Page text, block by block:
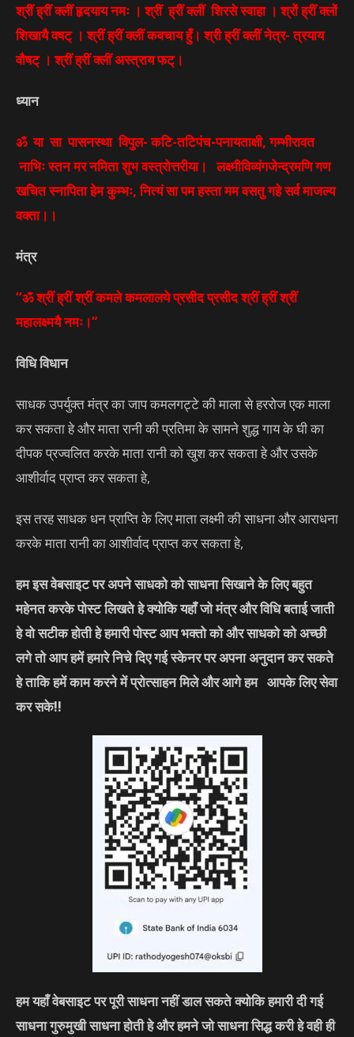
श्रीं ह्रीं क्लीं हृदयाय नमः । श्रीं ह्रीं क्लीं शिरसे स्वाहा । श्रों ह्रीं क्लों
शिखायै वषट् । श्रीं ह्रीं क्लीं कवचाय हुँ। श्री ह्रीं क्लीं नेत्र- त्रयाय
वौषट् । श्रीं ह्रीं क्लीं अस्त्राय फट्।
ध्यान
ॐ या सा पासनस्था विपुल- कटि-तटिपंच-पनायताक्षी, गम्भीरावत
नाभिः स्तन मर नमिता शुभ वस्त्रोत्तरीया। लक्ष्मीविव्यंगजेन्द्रमणि गण
खचित स्नापिता हेम कुम्भः, नित्यं सा पम हस्ता मम वसतु गहे सर्व माजल्य
वक्ता।।
मंत्र
“ॐ श्रीं ह्रीं श्रीं कमले कमलालये प्रसीद प्रसीद श्रीं ह्रीं श्रीं
महालक्ष्मयै नमः।”
विधि विधान
साधक उपर्युक्त मंत्र का जाप कमलगट्टे की माला से हररोज एक माला
कर सकता हे और माता रानी की प्रतिमा के सामने शुद्ध गाय के घी का
दीपक प्रज्वलित करके माता रानी को खुश कर सकता हे और उसके
आशीर्वाद प्राप्त कर सकता हे,
इस तरह साधक धन प्राप्ति के लिए माता लक्ष्मी की साधना और आराधना
करके माता रानी का आशीर्वाद प्राप्त कर सकता हे,
हम इस वेबसाइट पर अपने साधको को साधना सिखाने के लिए बहुत
महेनत करके पोस्ट लिखते हे क्योकि यहाँ जो मंत्र और विधि बताई जाती
हे वो सटीक होती हे हमारी पोस्ट आप भक्तो को और साधको को अच्छी
लगे तो आप हमें हमारे निचे दिए गई स्केनर पर अपना अनुदान कर सकते
हे ताकि हमें काम करने में प्रोत्साहन मिले और आगे हम आपके लिए सेवा
कर सके!!
हम यहाँ वेबसाइट पर पूरी साधना नहीं डाल सकते क्योकि हमारी दी गई
साधना गुरुमुखी साधना होती हे और हमने जो साधना सिद्ध करी हे वही ही